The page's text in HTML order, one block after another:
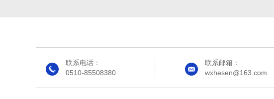
联系电话：
0510-85508380
联系邮箱：
wxhesen@163.com